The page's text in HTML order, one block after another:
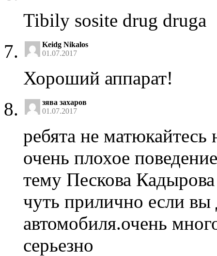
Tibily sosite drug druga
Keidg Nikalos
01.07.2017
Хороший аппарат!
зява захаров
01.07.2017
ребята не
очень плохое
тему Пескова
чуть прилично если вы
автомобиля.очень
серьезно